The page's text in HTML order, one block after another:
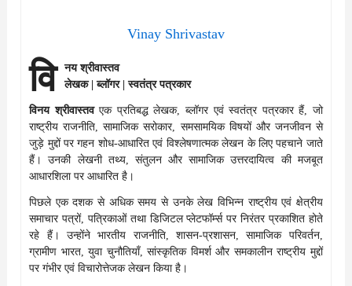
Vinay Shrivastav
वि
नय श्रीवास्तव
लेखक | ब्लॉगर | स्वतंत्र पत्रकार
विनय श्रीवास्तवएक प्रतिबद्ध लेखक, ब्लॉगर एवं स्वतंत्र पत्रकार हैं, जो
राष्ट्रीय राजनीति, सामाजिक सरोकार, समसामयिक विषयों और जनजीवन से
जुड़े मुद्दों पर गहन शोध-आधारित एवं विश्लेषणात्मक लेखन के लिए पहचाने जाते
हैं। उनकी लेखनी तथ्य, संतुलन और सामाजिक उत्तरदायित्व की मजबूत
आधारशिला पर आधारित है।
पिछले एक दशक से अधिक समय से उनके लेख विभिन्न राष्ट्रीय एवं क्षेत्रीय
समाचार पत्रों, पत्रिकाओं तथा डिजिटल प्लेटफॉर्म्स पर निरंतर प्रकाशित होते
रहे हैं। उन्होंने भारतीय राजनीति, शासन-प्रशासन, सामाजिक परिवर्तन,
ग्रामीण भारत, युवा चुनौतियाँ, सांस्कृतिक विमर्श और समकालीन राष्ट्रीय मुद्दों
पर गंभीर एवं विचारोत्तेजक लेखन किया है।